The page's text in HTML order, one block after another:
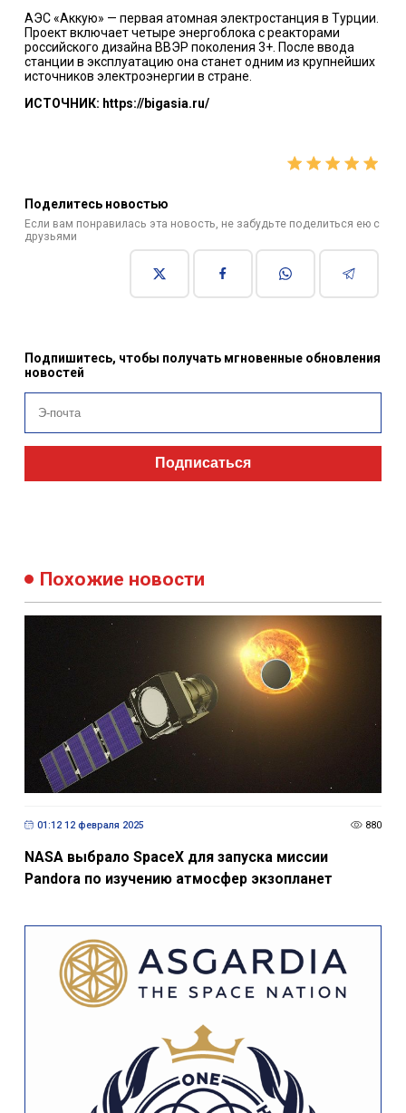
АЭС «Аккую» — первая атомная электростанция в Турции.
Проект включает четыре энергоблока с реакторами
российского дизайна ВВЭР поколения 3+. После ввода
станции в эксплуатацию она станет одним из крупнейших
источников электроэнергии в стране.
ИСТОЧНИК: https://bigasia.ru/
Поделитесь новостью
Если вам понравилась эта новость, не забудьте поделиться ею с
друзьями
Подпишитесь, чтобы получать мгновенные обновления
новостей
Подписаться
Похожие новости
01:12 12 февраля 2025 880
NASA выбрало SpaceX для запуска миссии
Pandora по изучению атмосфер экзопланет